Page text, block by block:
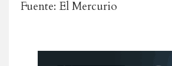
Fuente: El Mercurio